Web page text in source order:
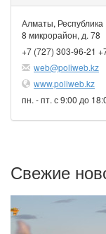
Алматы, Республика
8 микрорайон, д. 78
+7 (727) 303-96-21
web@poliweb.kz
www.poliweb.kz
пн. - пт. с 9:00 до
Свежие